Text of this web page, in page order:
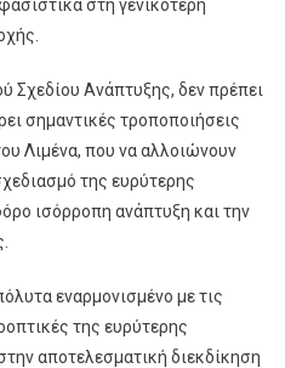
στη γενικότερη
Σχεδίου Ανάπτυξης, δεν πρέπει
σημαντικές τροποποιήσεις
Λιμένα, που να αλλοιώνουν
της ευρύτερης
ισόρροπη ανάπτυξη και την
εναρμονισμένο με τις
της ευρύτερης
αποτελεσματική διεκδίκηση